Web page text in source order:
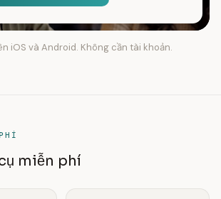
iOS và Android. Không cần tài khoản.
miễn phí